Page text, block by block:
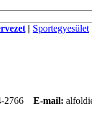
| Sportegyesület
2766 E-mail: